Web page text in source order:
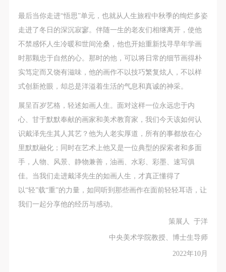
最后当你走进“悟思”单元，也就从人生旅程中秋季的绚烂多姿
走进了冬日的深沉寂寥。伴随一生的老友们相继离开，使他
不禁感怀人生冷暖和世间沧桑，他也开始重新找寻早年学画
时那颗忠于自然的心。那时的他，可以将日常的细节画得朴
实笃定而又饶有滋味，他的画作不以技巧繁复炫人，不以样
式创新抢眼，却总是洋溢着生活的气息和真诚的神采。
展呈百岁艺格，轻述如画人生。面对这样一位永远忠于内
心、甘于默默奉献的画家和美术教育家，我们今天该如何认
识戴泽先生其人其艺？他为人老实厚道，所有的事都放在心
里默默融化；同时在艺术上他又是一位典型的探索者和多面
手，人物、风景、静物兼善，油画、水彩、彩墨、速写俱
佳。当我们走进戴泽先生的如画人生，才真正懂得了
以“轻”载“重”的力量，如同听到那些画作在面前轻轻耳语，让
我们一起分享他的经历与感动。
策展人 于洋
中央美术学院教授、博士生导师
2022年10月
快捷登录 帐号密码登录